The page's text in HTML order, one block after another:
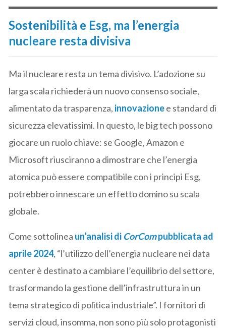
Sostenibilità e Esg, ma l’energia
nucleare resta divisiva
Ma il nucleare resta un tema divisivo. L’adozione su
larga scala richiederà un nuovo consenso sociale,
alimentato da trasparenza, innovazionee standard di
sicurezza elevatissimi. In questo, le big tech possono
giocare un ruolo chiave: se Google, Amazon e
Microsoft riusciranno a dimostrare che l’energia
atomica può essere compatibile con i principi Esg,
potrebbero innescare un effetto domino su scala
globale.
Come sottolinea un’analisi di CorCompubblicata ad
aprile 2024, “l’utilizzo dell’energia nucleare nei data
center è destinato a cambiare l’equilibrio del settore,
trasformando la gestione dell’infrastruttura in un
tema strategico di politica industriale”. I fornitori di
servizi cloud, insomma, non sono più solo protagonisti